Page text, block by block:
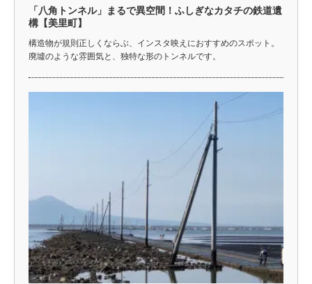
「八角トンネル」まるで異空間！ふしぎなカタチの鉄道遺
構【美里町】
構造物が規則正しくならぶ、インスタ映えにおすすめのスポット。
廃墟のような雰囲気と、独特な形のトンネルです。